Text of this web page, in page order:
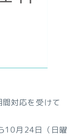
間対応を受けて
10月24日（日曜